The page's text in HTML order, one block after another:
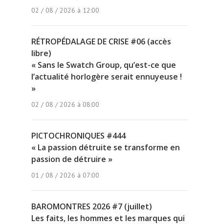
02 / 08 / 2026 à 12:00
RÉTROPÉDALAGE DE CRISE #06 (accès
libre)
« Sans le Swatch Group, qu’est-ce que
l’actualité horlogère serait ennuyeuse !
»
02 / 08 / 2026 à 08:00
PICTOCHRONIQUES #444
« La passion détruite se transforme en
passion de détruire »
01 / 08 / 2026 à 07:00
BAROMONTRES 2026 #7 (juillet)
Les faits, les hommes et les marques qui